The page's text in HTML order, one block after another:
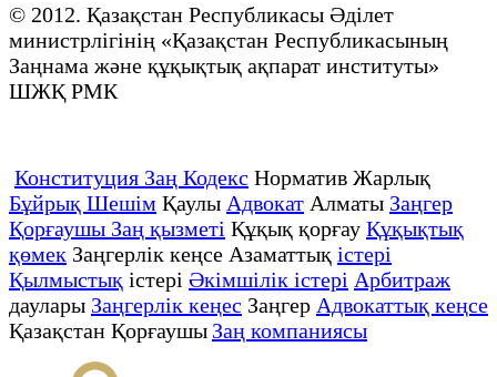
© 2012. Қазақстан Республикасы Әділет
министрлігінің «Қазақстан Республикасының
Заңнама және құқықтық ақпарат институты»
ШЖҚ РМК
Конституция Заң Кодекс Норматив Жарлық
Бұйрық Шешім Қаулы Адвокат Алматы Заңгер
Қорғаушы Заң қызметі Құқық қорғау Құқықтық
қөмек Заңгерлік кеңсе Азаматтық істері
Қылмыстық істері Әкімшілік істері Арбитраж
даулары Заңгерлік кеңес Заңгер Адвокаттық кеңсе
Қазақстан Қорғаушы Заң компаниясы